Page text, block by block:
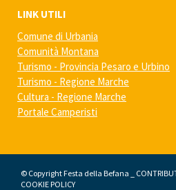
LINK UTILI
Comune di Urbania
Comunità Montana
Turismo - Provincia Pesaro e Urbino
Turismo - Regione Marche
Cultura - Regione Marche
Portale Camperisti
© Copyright Festa della Befana _
COOKIE POLICY